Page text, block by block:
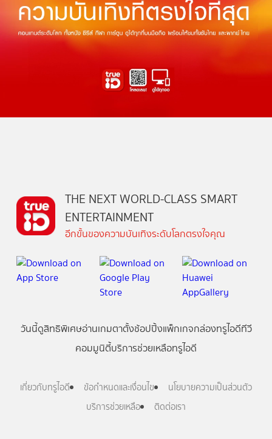
THE NEXT WORLD-CLASS SMART
ENTERTAINMENT
อีกขั้นของความบันเทิงระดับโลกตรงใจคุณ
วันนี้ดูสิทธิพิเศษอ่านเกมตาตั้งช้อปปิ้งแพ็กเกจกล่องทรูไอดีทีวี
คอมมูนิตี้บริการช่วยเหลือทรูไอดี
เกี่ยวกับทรูไอดี ข้อกำหนดและเงื่อนไข
นโยบายความเป็นส่วนตัว
บริการช่วยเหลือ
ติดต่อเรา